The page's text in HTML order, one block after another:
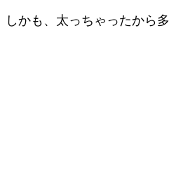
かも、太っちゃったから多